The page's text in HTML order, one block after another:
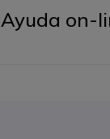
icon
Ayuda on-